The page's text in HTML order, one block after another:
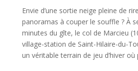
Envie d’une sortie neige pleine de
panoramas à couper le souffle ? À
minutes du gîte, le col de Marcieu
village-station de Saint-Hilaire-du-
un véritable terrain de jeu d’hiver où